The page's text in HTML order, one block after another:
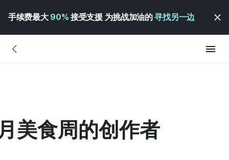
手续费最大 90% 接受支援 为挑战加油的寻找另一边
美食周的创作者